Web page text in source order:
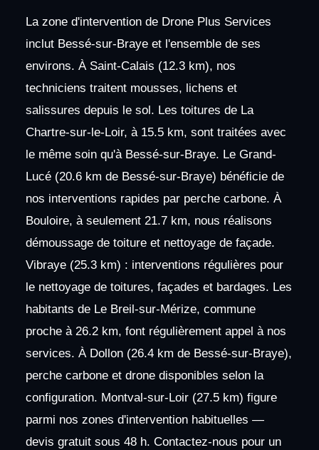
La zone d'intervention de Drone Plus Services
inclut Bessé-sur-Braye et l'ensemble de ses
environs. À Saint-Calais (12.3 km), nos
techniciens traitent mousses, lichens et
salissures depuis le sol. Les toitures de La
Chartre-sur-le-Loir, à 15.5 km, sont traitées avec
le même soin qu'à Bessé-sur-Braye. Le Grand-
Lucé (20.6 km de Bessé-sur-Braye) bénéficie de
nos interventions rapides par perche carbone. À
Bouloire, à seulement 21.7 km, nous réalisons
démoussage de toiture et nettoyage de façade.
Vibraye (25.3 km) : interventions régulières pour
le nettoyage de toitures, façades et bardages. Les
habitants de Le Breil-sur-Mérize, commune
proche à 26.2 km, font régulièrement appel à nos
services. À Dollon (26.4 km de Bessé-sur-Braye),
perche carbone et drone disponibles selon la
configuration. Montval-sur-Loir (27.5 km) figure
parmi nos zones d'intervention habituelles —
devis gratuit sous 48 h. Contactez-nous pour un